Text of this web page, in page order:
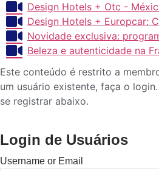
Design Hotels + Otc -
Design Hotels + Europcar:
Novidade exclusiva:
Beleza e autenticidade na
Este conteúdo é restrito a
um usuário existente, faça o
se registrar abaixo.
Login de Usuários
Username or Email